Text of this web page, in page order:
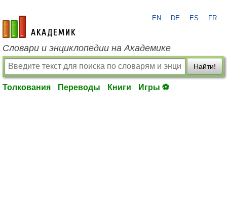
academic.ru
EN DE ES FR
Словари и энциклопедии на Академике
Найти!
Толкования Переводы Книги Игры ⚽